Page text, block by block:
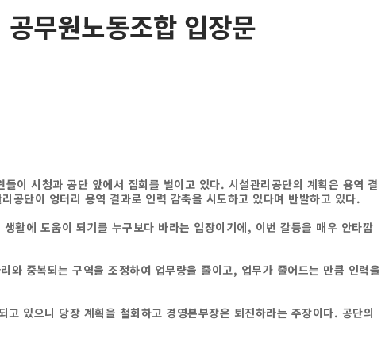
무원노동조합 입장문
들이 시청과 공단 앞에서 집회를 벌이고 있다. 시설관리공단의 계획은 용역 결
공단이 엉터리 용역 결과로 인력 감축을 시도하고 있다며 반발하고 있다.
활에 도움이 되기를 누구보다 바라는 입장이기에, 이번 갈등을 매우 안타깝
와 중복되는 구역을 조정하여 업무량을 줄이고, 업무가 줄어드는 만큼 인력을
고 있으니 당장 계획을 철회하고 경영본부장은 퇴진하라는 주장이다. 공단의